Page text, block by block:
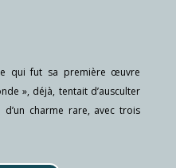
qui fut sa première œuvre
», déjà, tentait d’ausculter
charme rare, avec trois